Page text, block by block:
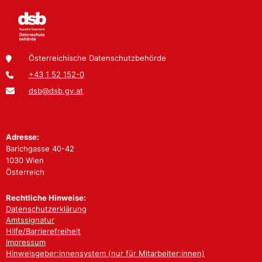
Österreichische Datenschutzbehörde
+43 1 52 152-0
dsb@dsb.gv.at
Adresse:
Barichgasse 40-42
1030 Wien
Österreich
Rechtliche Hinweise:
Datenschutzerklärung
Amtssignatur
Hilfe/Barrierefreiheit
Impressum
Hinweisgeber:innensystem (nur für Mitarbeiter:innen)